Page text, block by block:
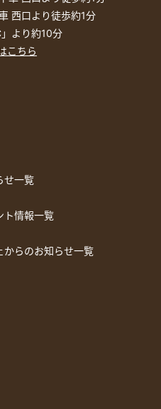
西口より徒歩約1分
より約10分
こちら
一覧
情報一覧
らのお知らせ一覧